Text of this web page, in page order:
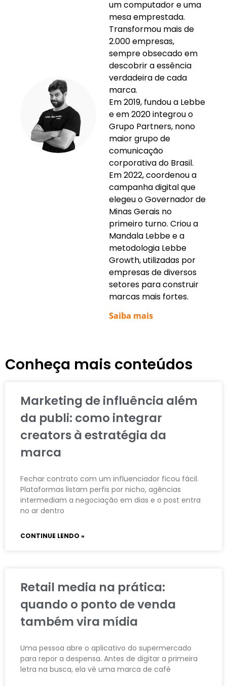
um computador e uma
mesa emprestada.
Transformou mais de
2.000 empresas,
sempre obsecado em
descobrir a essência
verdadeira de cada
marca.
Em 2019, fundou a Lebbe
e em 2020 integrou o
Grupo Partners, nono
maior grupo de
comunicação
corporativa do Brasil.
Em 2022, coordenou a
campanha digital que
elegeu o Governador de
Minas Gerais no
primeiro turno. Criou a
Mandala Lebbe e a
metodologia Lebbe
Growth, utilizadas por
empresas de diversos
setores para construir
marcas mais fortes.
Saiba mais
Conheça mais conteúdos
Marketing de influência além
da publi: como integrar
creators à estratégia da
marca
Fechar contrato com um influenciador ficou fácil.
Plataformas listam perfis por nicho, agências
intermediam a negociação em dias e o post entra
no ar dentro
CONTINUE LENDO »
Retail media na prática:
quando o ponto de venda
também vira mídia
Uma pessoa abre o aplicativo do supermercado
para repor a despensa. Antes de digitar a primeira
letra na busca, ela vê uma marca de café